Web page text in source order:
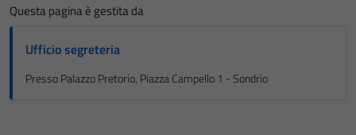
Questa pagina è gestita da
Ufficio segreteria
Presso Palazzo Pretorio, Piazza Campello 1 - Sondrio